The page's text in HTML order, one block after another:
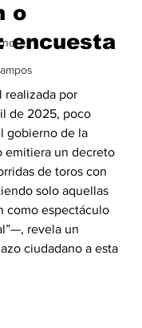
o
encuesta
realizada por
de 2025, poco
gobierno de la
emitiera un decreto
de toros con
solo aquellas
como espectáculo
revela un
ciudadano a esta